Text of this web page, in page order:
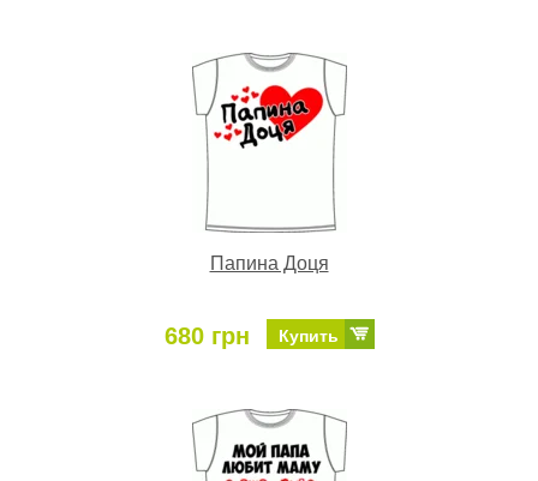
Папина Доця
680 грн Купить